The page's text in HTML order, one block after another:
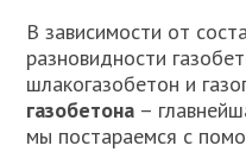
В зависимости от
разновидности
шлакогазобетон и
газобетона –
мы постараемся с